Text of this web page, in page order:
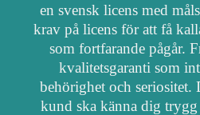
en svensk licens med
krav på licens för att få
som fortfarande pågår.
kvalitetsgaranti som
behörighet och seriositet.
kund ska känna dig